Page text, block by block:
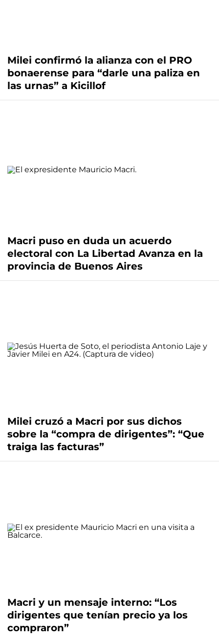
Milei confirmó la alianza con el PRO
bonaerense para “darle una paliza en
las urnas” a Kicillof
Macri puso en duda un acuerdo
electoral con La Libertad Avanza en la
provincia de Buenos Aires
Milei cruzó a Macri por sus dichos
sobre la “compra de dirigentes”: “Que
traiga las facturas”
Macri y un mensaje interno: “Los
dirigentes que tenían precio ya los
compraron”